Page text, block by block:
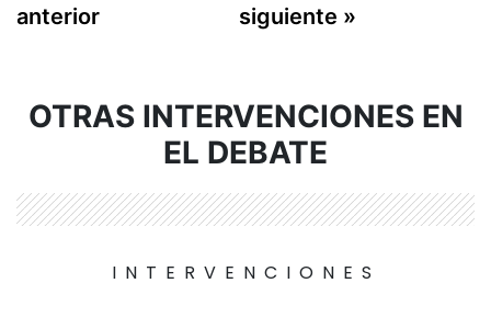
anterior
siguiente »
OTRAS INTERVENCIONES EN
EL DEBATE
INTERVENCIONES